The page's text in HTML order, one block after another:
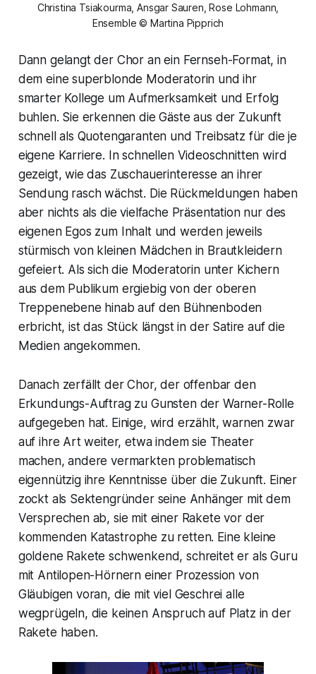
Christina Tsiakourma, Ansgar Sauren, Rose Lohmann,
Ensemble © Martina Pipprich
Dann gelangt der Chor an ein Fernseh-Format, in
dem eine superblonde Moderatorin und ihr
smarter Kollege um Aufmerksamkeit und Erfolg
buhlen. Sie erkennen die Gäste aus der Zukunft
schnell als Quotengaranten und Treibsatz für die je
eigene Karriere. In schnellen Videoschnitten wird
gezeigt, wie das Zuschauerinteresse an ihrer
Sendung rasch wächst. Die Rückmeldungen haben
aber nichts als die vielfache Präsentation nur des
eigenen Egos zum Inhalt und werden jeweils
stürmisch von kleinen Mädchen in Brautkleidern
gefeiert. Als sich die Moderatorin unter Kichern
aus dem Publikum ergiebig von der oberen
Treppenebene hinab auf den Bühnenboden
erbricht, ist das Stück längst in der Satire auf die
Medien angekommen.
Danach zerfällt der Chor, der offenbar den
Erkundungs-Auftrag zu Gunsten der Warner-Rolle
aufgegeben hat. Einige, wird erzählt, warnen zwar
auf ihre Art weiter, etwa indem sie Theater
machen, andere vermarkten problematisch
eigennützig ihre Kenntnisse über die Zukunft. Einer
zockt als Sektengründer seine Anhänger mit dem
Versprechen ab, sie mit einer Rakete vor der
kommenden Katastrophe zu retten. Eine kleine
goldene Rakete schwenkend, schreitet er als Guru
mit Antilopen-Hörnern einer Prozession von
Gläubigen voran, die mit viel Geschrei alle
wegprügeln, die keinen Anspruch auf Platz in der
Rakete haben.